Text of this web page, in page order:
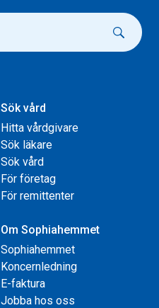
Sök vård
Hitta vårdgivare
Sök läkare
Sök vård
För företag
För remittenter
Om Sophiahemmet
Sophiahemmet
Koncernledning
E-faktura
Jobba hos oss